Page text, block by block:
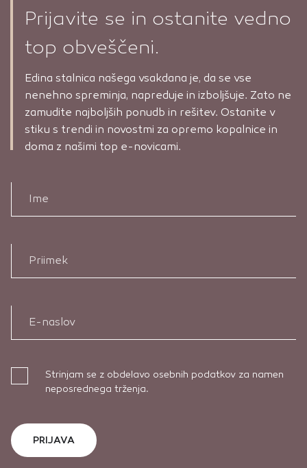
Prijavite se in ostanite vedno
top obveščeni.
Edina stalnica našega vsakdana je, da se vse
nenehno spreminja, napreduje in izboljšuje. Zato ne
zamudite najboljših ponudb in rešitev. Ostanite v
stiku s trendi in novostmi za opremo kopalnice in
doma z našimi top e-novicami.
Ime
Priimek
E-naslov
Strinjam se z obdelavo osebnih podatkov za namen
neposrednega trženja.
PRIJAVA